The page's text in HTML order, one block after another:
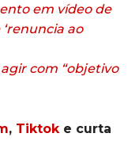
em vídeo de
ao
com “objetivo
, Tiktoke curta